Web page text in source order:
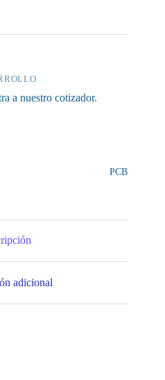
a nuestro cotizador.
PCB
adicional